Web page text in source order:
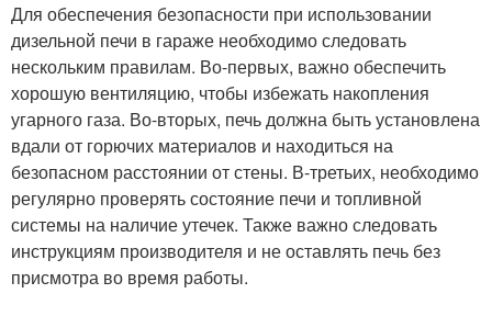
Для обеспечения безопасности при использовании
дизельной печи в гараже необходимо следовать
нескольким правилам. Во-первых, важно обеспечить
хорошую вентиляцию, чтобы избежать накопления
угарного газа. Во-вторых, печь должна быть установлена
вдали от горючих материалов и находиться на
безопасном расстоянии от стены. В-третьих, необходимо
регулярно проверять состояние печи и топливной
системы на наличие утечек. Также важно следовать
инструкциям производителя и не оставлять печь без
присмотра во время работы.